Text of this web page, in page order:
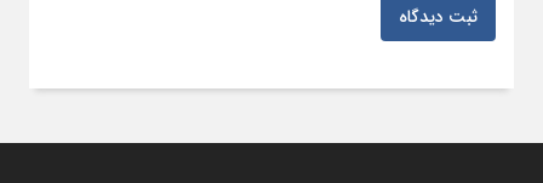
ثبت دیدگاه